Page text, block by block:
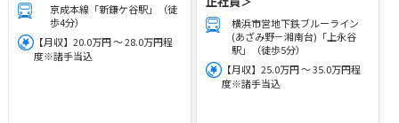
京成本線「新鎌ケ谷駅」（徒
歩4分）
【月収】20.0万円 ～ 28.0万円程
度※諸手当込
横浜市営地下鉄ブルーライン
(あざみ野－湘南台)「上永谷
駅」（徒歩5分）
【月収】25.0万円 ～ 35.0万円程
度※諸手当込